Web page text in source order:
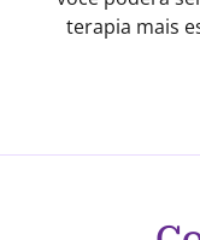
terapia mais